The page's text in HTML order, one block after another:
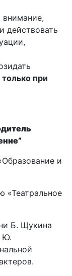
внимание,
действовать
при
и
«Театральное
Б. Щукина
Ю.